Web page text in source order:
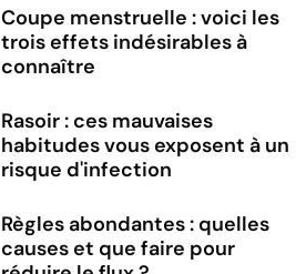
Coupe menstruelle : voici les
trois effets indésirables à
connaître
Rasoir : ces mauvaises
habitudes vous exposent à un
risque d'infection
Règles abondantes : quelles
causes et que faire pour